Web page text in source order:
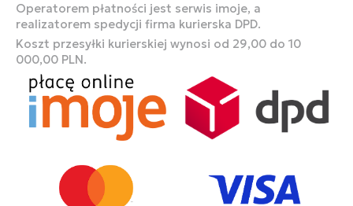
Operatorem płatności jest serwis imoje, a
realizatorem spedycji firma kurierska DPD.
Koszt przesyłki kurierskiej wynosi od 29,00 do 10
000,00 PLN.